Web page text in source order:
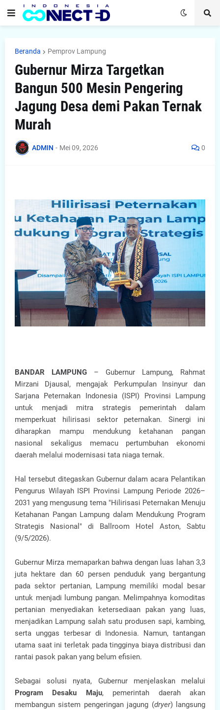
Beranda Pemprov Lampung
Gubernur Mirza Targetkan
Bangun 500 Mesin Pengering
Jagung Desa demi Pakan Ternak
Murah
ADMIN - Mei 09, 2026 0
BANDAR LAMPUNG – Gubernur Lampung, Rahmat
Mirzani Djausal, mengajak Perkumpulan Insinyur dan
Sarjana Peternakan Indonesia (ISPI) Provinsi Lampung
untuk menjadi mitra strategis pemerintah dalam
memperkuat hilirisasi sektor peternakan. Sinergi ini
diharapkan mampu mendukung ketahanan pangan
nasional sekaligus memacu pertumbuhan ekonomi
daerah melalui modernisasi tata niaga ternak.
Hal tersebut ditegaskan Gubernur dalam acara Pelantikan
Pengurus Wilayah ISPI Provinsi Lampung Periode 2026–
2031 yang mengusung tema "Hilirisasi Peternakan Menuju
Ketahanan Pangan Lampung dalam Mendukung Program
Strategis Nasional" di Ballroom Hotel Aston, Sabtu
(9/5/2026).
Gubernur Mirza memaparkan bahwa dengan luas lahan 3,3
juta hektare dan 60 persen penduduk yang bergantung
pada sektor pertanian, Lampung memiliki modal besar
untuk menjadi lumbung pangan. Melimpahnya komoditas
pertanian menyediakan ketersediaan pakan yang luas,
menjadikan Lampung salah satu produsen sapi, kambing,
serta unggas terbesar di Indonesia. Namun, tantangan
utama saat ini terletak pada tingginya biaya distribusi dan
rantai pasok pakan yang belum efisien.
Sebagai solusi nyata, Gubernur menjelaskan melalui
Program Desaku Maju, pemerintah daerah akan
membangun sistem pengeringan jagung (dryer) langsung